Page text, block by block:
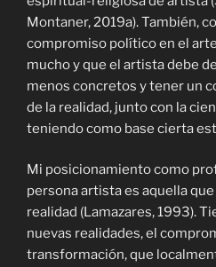
Montaner, 2019a). También,
compromiso político en el
mucho y que el artista debe
menos concretos y tener un
de la realidad, junto con la
teniendo como base cierta
Mi posicionamiento como
persona artista es aquella
realidad (Lamazares, 1993).
nuevas realidades, el
transformación, que